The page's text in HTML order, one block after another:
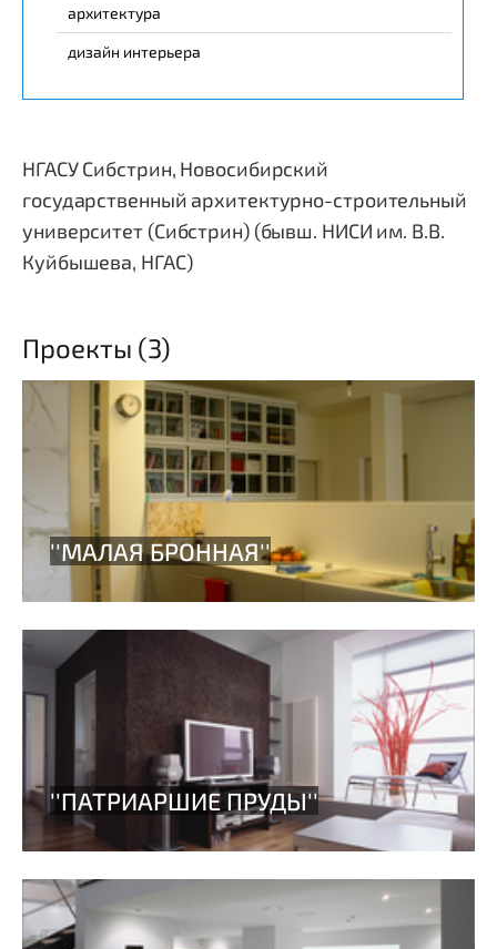
архитектура
дизайн интерьера
НГАСУ Сибстрин, Новосибирский
государственный архитектурно-строительный
университет (Сибстрин) (бывш. НИСИ им. В.В.
Куйбышева, НГАС)
Проекты (3)